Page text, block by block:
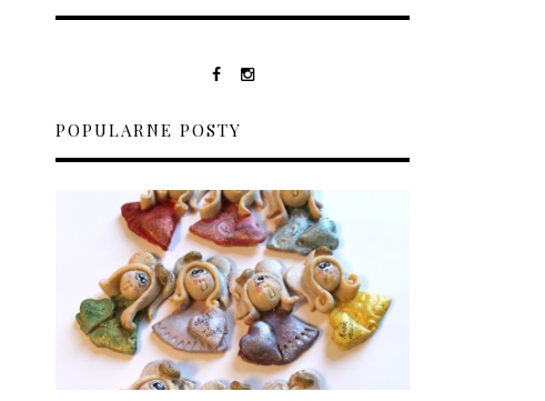
POPULARNE POSTY